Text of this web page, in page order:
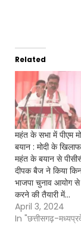
Related
महंत के सभा में पीएम
बयान : मोदी के
महंत के बयान से
दीपक बैज ने किया
भाजपा चुनाव आयोग
करने की तैयारी में…
April 3, 2024
In "छत्तीसगढ़-